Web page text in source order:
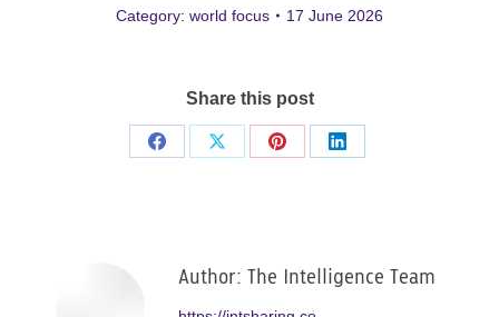
Category: world focus 17 June 2026
Share this post
Share
Share
Share
Share
Author: The Intelligence Team